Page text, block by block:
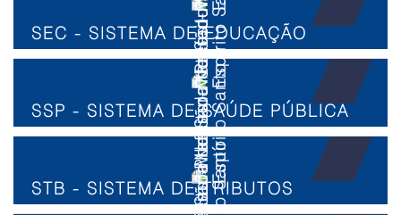
SEC - SISTEMA DE EDUCAÇÃO
SSP - SISTEMA DE SAÚDE PÚBLICA
STB - SISTEMA DE TRIBUTOS